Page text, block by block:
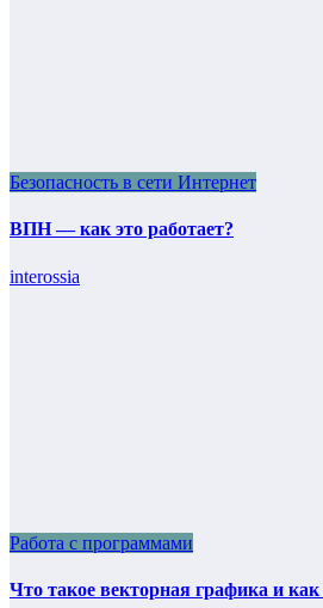
Безопасность в сети Интернет
ВПН — как это работает?
interossia
Работа с программами
Что такое векторная графика и как